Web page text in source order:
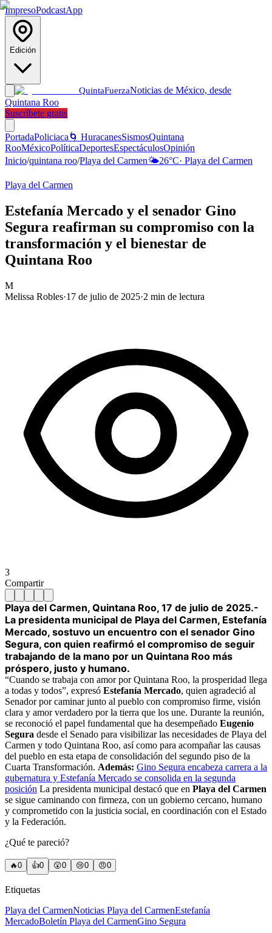
ImpresoPodcastApp
Edición
QuintaFuerzaNoticias de México, desde
Quintana Roo
Suscríbete gratis
PortadaPoliciaca 🌀 HuracanesSismosQuintana
RooMéxicoPolíticaDeportesEspectáculosOpinión
Inicio/quintana roo/Playa del Carmen🌤️26°C· Playa del Carmen
Playa del Carmen
Estefanía Mercado y el senador Gino
Segura reafirman su compromiso con la
transformación y el bienestar de
Quintana Roo
M
Melissa Robles·17 de julio de 2025·2 min de lectura
3
Compartir
Playa del Carmen, Quintana Roo, 17 de julio de 2025.-
La presidenta municipal de Playa del Carmen, Estefanía
Mercado, sostuvo un encuentro con el senador Gino
Segura, con quien reafirmó el compromiso de seguir
trabajando de la mano por un Quintana Roo más
próspero, justo y humano.
“Cuando se trabaja con amor por Quintana Roo, la prosperidad llega
a todas y todos”, expresó Estefanía Mercado, quien agradeció al
Senador por caminar junto al pueblo con compromiso firme, visión
clara y amor verdadero por la tierra que los une. Durante la reunión,
se reconoció el papel fundamental que ha desempeñado Eugenio
Segura desde el Senado para visibilizar las necesidades de Playa del
Carmen y todo Quintana Roo, así como para acompañar las causas
del pueblo en esta etapa de consolidación del segundo piso de la
Cuarta Transformación. Además: Gino Segura encabeza carrera a la
gubernatura y Estefanía Mercado se consolida en la segunda
posición La presidenta municipal destacó que en Playa del Carmen
se sigue caminando con firmeza, con un gobierno cercano, humano
y comprometido con la justicia social, en coordinación con el Estado
y la Federación.
¿Qué te pareció?
🔥0 👍0 😲0 😢0 😠0
Etiquetas
Playa del CarmenNoticias Playa del CarmenEstefanía
MercadoBoletín Playa del CarmenGino Segura